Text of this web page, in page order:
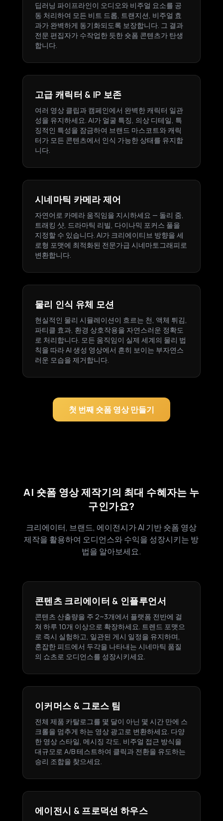
딥러닝 파이프라인이 오디오와 비주얼 요소를 공
동 처리하여 모든 비트 드롭, 트랜지션, 비주얼 효
과가 완벽하게 동기화되도록 보장합니다. 그 결과
전문 편집자가 수작업한 듯한 숏폼 콘텐츠가 탄생
합니다.
고급 캐릭터 & IP 보존
여러 영상 클립과 캠페인에서 완벽한 캐릭터 일관
성을 유지하세요. AI가 얼굴 특징, 의상 디테일, 특
징적인 특성을 잠금하여 브랜드 마스코트와 캐릭
터가 모든 콘텐츠에서 인식 가능한 상태를 유지합
니다.
시네마틱 카메라 제어
자연어로 카메라 움직임을 지시하세요 — 돌리 줌,
트래킹 샷, 드라마틱 리빌, 다이나믹 포커스 풀을
지정할 수 있습니다. AI가 크리에이티브 방향을 세
로형 포맷에 최적화된 전문가급 시네마토그래피로
변환합니다.
물리 인식 유체 모션
현실적인 물리 시뮬레이션이 흐르는 천, 액체 튀김,
파티클 효과, 환경 상호작용을 자연스러운 정확도
로 처리합니다. 모든 움직임이 실제 세계의 물리 법
칙을 따라 AI 생성 영상에서 흔히 보이는 부자연스
러운 모습을 제거합니다.
첫 번째 숏폼 영상 만들기
AI 숏폼 영상 제작기의 최대 수혜자는 누
구인가요?
크리에이터, 브랜드, 에이전시가 AI 기반 숏폼 영상
제작을 활용하여 오디언스와 수익을 성장시키는 방
법을 알아보세요.
콘텐츠 크리에이터 & 인플루언서
콘텐츠 산출량을 주 2~3개에서 플랫폼 전반에 걸
쳐 하루 10개 이상으로 확장하세요. 트렌드 포맷으
로 즉시 실험하고, 일관된 게시 일정을 유지하며,
혼잡한 피드에서 두각을 나타내는 시네마틱 품질
의 쇼츠로 오디언스를 성장시키세요.
이커머스 & 그로스 팀
전체 제품 카탈로그를 몇 달이 아닌 몇 시간 만에 스
크롤을 멈추게 하는 영상 광고로 변환하세요. 다양
한 영상 스타일, 메시징 각도, 비주얼 접근 방식을
대규모로 A/B 테스트하여 클릭과 전환을 유도하는
승리 조합을 찾으세요.
에이전시 & 프로덕션 하우스